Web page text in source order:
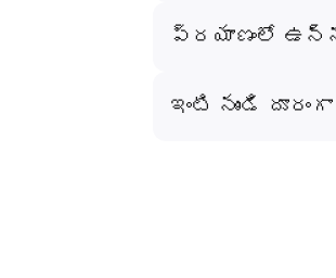
ప్రయాణంలో
ఇంటి నుండి